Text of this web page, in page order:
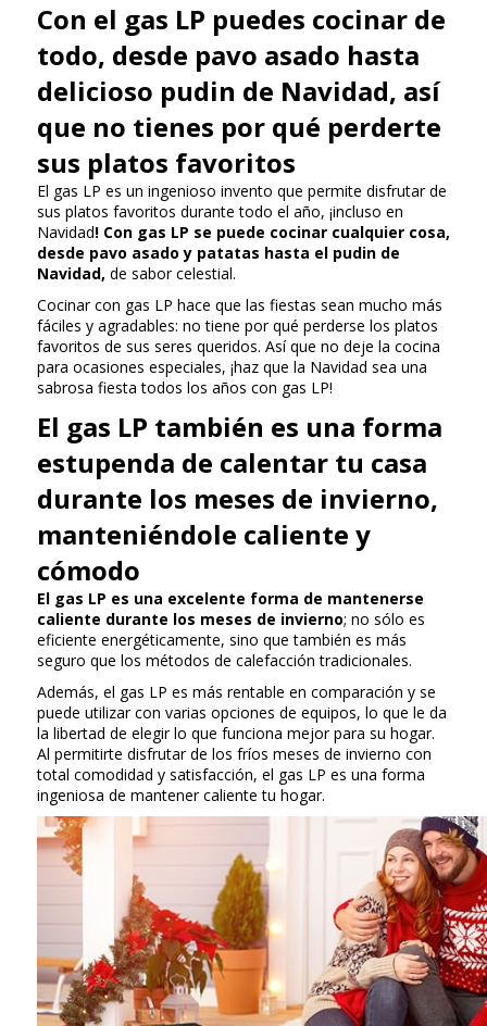
Con el gas LP puedes cocinar de
todo, desde pavo asado hasta
delicioso pudin de Navidad, así
que no tienes por qué perderte
sus platos favoritos
El gas LP es un ingenioso invento que permite disfrutar de
sus platos favoritos durante todo el año, ¡incluso en
Navidad! Con gas LP se puede cocinar cualquier cosa,
desde pavo asado y patatas hasta el pudin de
Navidad, de sabor celestial.
Cocinar con gas LP hace que las fiestas sean mucho más
fáciles y agradables: no tiene por qué perderse los platos
favoritos de sus seres queridos. Así que no deje la cocina
para ocasiones especiales, ¡haz que la Navidad sea una
sabrosa fiesta todos los años con gas LP!
El gas LP también es una forma
estupenda de calentar tu casa
durante los meses de invierno,
manteniéndole caliente y
cómodo
El gas LP es una excelente forma de mantenerse
caliente durante los meses de invierno; no sólo es
eficiente energéticamente, sino que también es más
seguro que los métodos de calefacción tradicionales.
Además, el gas LP es más rentable en comparación y se
puede utilizar con varias opciones de equipos, lo que le da
la libertad de elegir lo que funciona mejor para su hogar.
Al permitirte disfrutar de los fríos meses de invierno con
total comodidad y satisfacción, el gas LP es una forma
ingeniosa de mantener caliente tu hogar.